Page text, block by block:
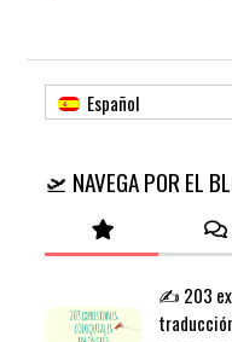
Español
🛫 NAVEGA POR EL
✍️ 203